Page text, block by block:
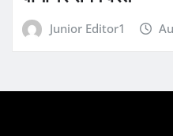
Junior Editor1